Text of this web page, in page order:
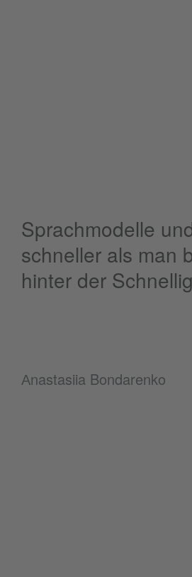
Sprachmodelle
schneller als man
hinter der
Аnastasiia Bondarenko